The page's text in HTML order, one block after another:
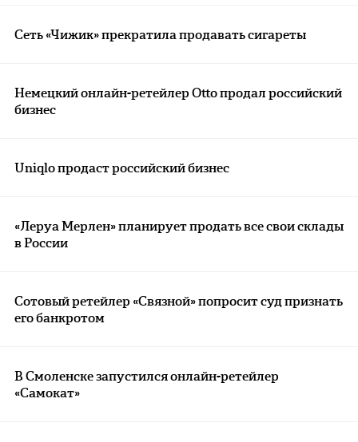
Сеть «Чижик» прекратила продавать сигареты
Немецкий онлайн-ретейлер Otto продал российский
бизнес
Uniqlo продаст российский бизнес
«Леруа Мерлен» планирует продать все свои склады
в России
Сотовый ретейлер «Связной» попросит суд признать
его банкротом
В Смоленске запустился онлайн-ретейлер
«Самокат»